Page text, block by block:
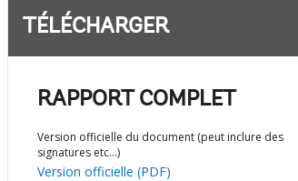
TÉLÉCHARGER
RAPPORT COMPLET
Version officielle du document (peut inclure des
signatures etc…)
Version officielle (PDF)